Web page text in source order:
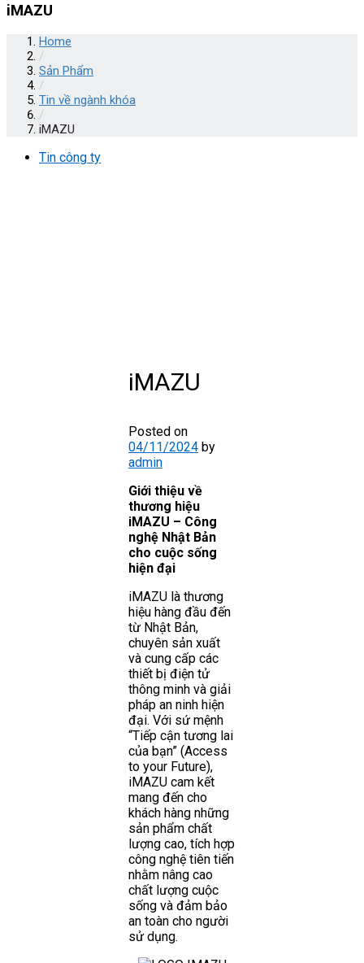
iMAZU
Home
/
Sản Phẩm
/
Tin về ngành khóa
/
iMAZU
Tin công ty
iMAZU
Posted on
04/11/2024 by
admin
Giới thiệu về
thương hiệu
iMAZU – Công
nghệ Nhật Bản
cho cuộc sống
hiện đại
iMAZU là thương
hiệu hàng đầu đến
từ Nhật Bản,
chuyên sản xuất
và cung cấp các
thiết bị điện tử
thông minh và giải
pháp an ninh hiện
đại. Với sứ mệnh
“Tiếp cận tương lai
của bạn” (Access
to your Future),
iMAZU cam kết
mang đến cho
khách hàng những
sản phẩm chất
lượng cao, tích hợp
công nghệ tiên tiến
nhằm nâng cao
chất lượng cuộc
sống và đảm bảo
an toàn cho người
sử dụng.